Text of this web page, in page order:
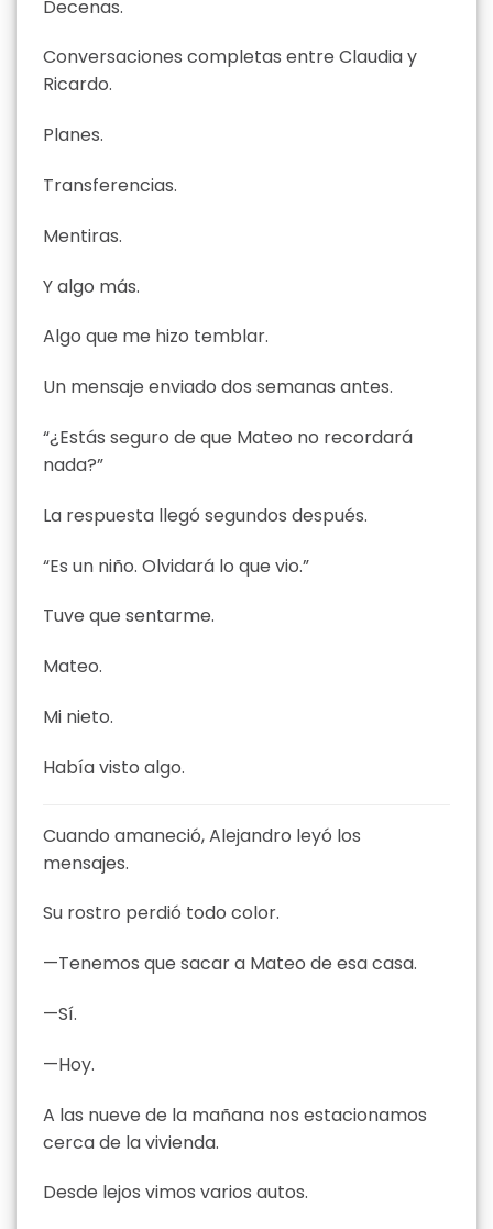
Decenas.
Conversaciones completas entre Claudia y
Ricardo.
Planes.
Transferencias.
Mentiras.
Y algo más.
Algo que me hizo temblar.
Un mensaje enviado dos semanas antes.
“¿Estás seguro de que Mateo no recordará
nada?”
La respuesta llegó segundos después.
“Es un niño. Olvidará lo que vio.”
Tuve que sentarme.
Mateo.
Mi nieto.
Había visto algo.
Cuando amaneció, Alejandro leyó los
mensajes.
Su rostro perdió todo color.
—Tenemos que sacar a Mateo de esa casa.
—Sí.
—Hoy.
A las nueve de la mañana nos estacionamos
cerca de la vivienda.
Desde lejos vimos varios autos.